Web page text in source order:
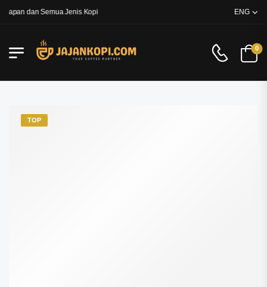
dan Semua Jenis Kopi ENG
0
TOP